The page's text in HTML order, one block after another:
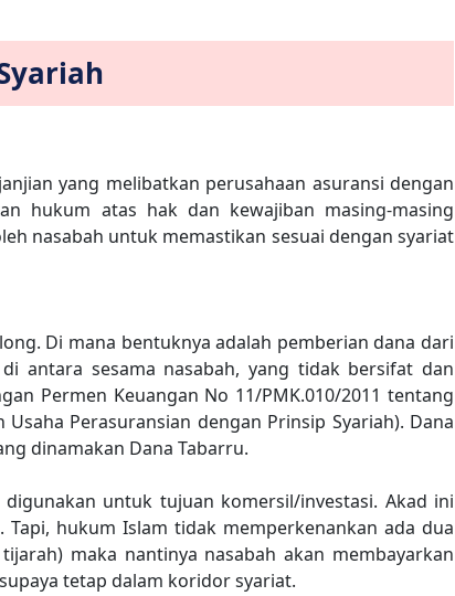
yang melibatkan perusahaan asuransi dengan
hukum atas hak dan kewajiban masing-masing
nasabah untuk memastikan sesuai dengan syariat
Di mana bentuknya adalah pemberian dana dari
antara sesama nasabah, yang tidak bersifat dan
Permen Keuangan No 11/PMK.010/2011 tentang
Perasuransian dengan Prinsip Syariah). Dana
dinamakan Dana Tabarru.
untuk tujuan komersil/investasi. Akad ini
hukum Islam tidak memperkenankan ada dua
maka nantinya nasabah akan membayarkan
tetap dalam koridor syariat.